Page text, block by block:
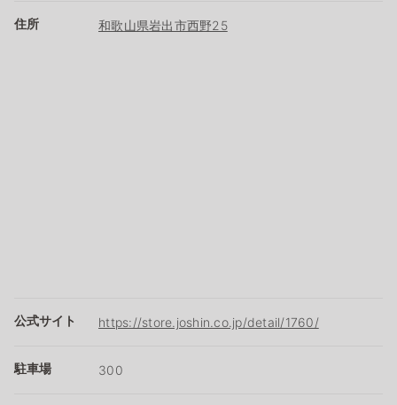
住所 和歌山県岩出市西野25
公式サイト https://store.joshin.co.jp/detail/1760/
駐車場 300